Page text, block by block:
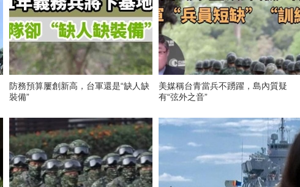
防務預算屢創新高，台軍還是“缺人缺
裝備”
美媒稱台青當兵不踴躍，島內質疑
有“弦外之音”